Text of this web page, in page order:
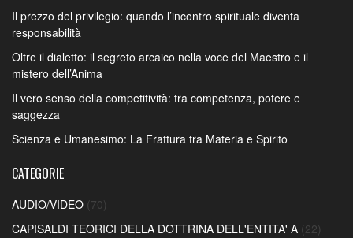
Il prezzo del privilegio: quando l’incontro spirituale diventa
responsabilità
Oltre il dialetto: il segreto arcaico nella voce del Maestro e il
mistero dell’Anima
Il vero senso della competitività: tra competenza, potere e
saggezza
Scienza e Umanesimo: La Frattura tra Materia e Spirito
CATEGORIE
AUDIO/VIDEO (70)
CAPISALDI TEORICI DELLA DOTTRINA DELL'ENTITA' A (22)